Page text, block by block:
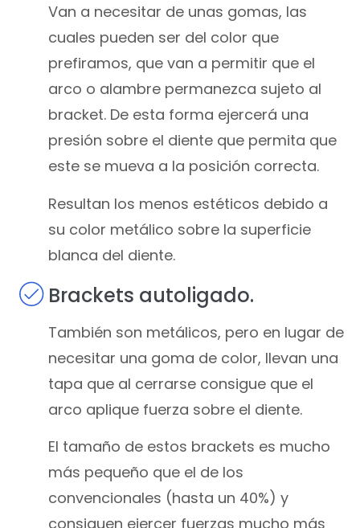
Van a necesitar de unas gomas, las
cuales pueden ser del color que
prefiramos, que van a permitir que el
arco o alambre permanezca sujeto al
bracket. De esta forma ejercerá una
presión sobre el diente que permita que
este se mueva a la posición correcta.
Resultan los menos estéticos debido a
su color metálico sobre la superficie
blanca del diente.
Brackets autoligado.
También son metálicos, pero en lugar de
necesitar una goma de color, llevan una
tapa que al cerrarse consigue que el
arco aplique fuerza sobre el diente.
El tamaño de estos brackets es mucho
más pequeño que el de los
convencionales (hasta un 40%) y
consiguen ejercer fuerzas mucho más